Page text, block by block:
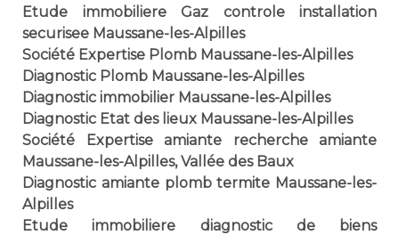
Etude immobiliere Gaz controle installation
securisee Maussane-les-Alpilles
Société Expertise Plomb Maussane-les-Alpilles
Diagnostic Plomb Maussane-les-Alpilles
Diagnostic immobilier Maussane-les-Alpilles
Diagnostic Etat des lieux Maussane-les-Alpilles
Société Expertise amiante recherche amiante
Maussane-les-Alpilles, Vallée des Baux
Diagnostic amiante plomb termite Maussane-les-
Alpilles
Etude immobiliere diagnostic de biens